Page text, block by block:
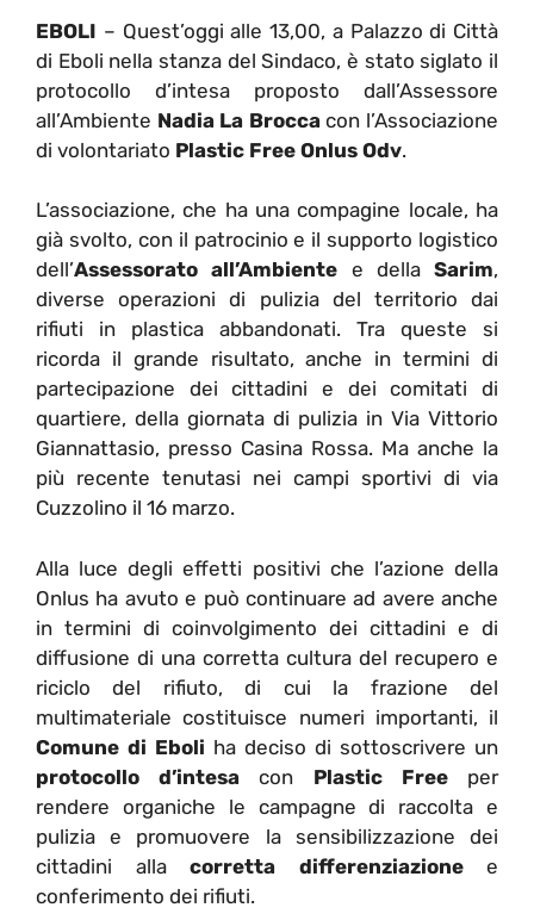
EBOLI – Quest’oggi alle 13,00, a Palazzo di Città
di Eboli nella stanza del Sindaco, è stato siglato il
protocollo d’intesa proposto dall’Assessore
all’Ambiente Nadia La Broccacon l’Associazione
di volontariato Plastic Free Onlus Odv.
L’associazione, che ha una compagine locale, ha
già svolto, con il patrocinio e il supporto logistico
dell’Assessorato all’Ambiente e della Sarim,
diverse operazioni di pulizia del territorio dai
rifiuti in plastica abbandonati. Tra queste si
ricorda il grande risultato, anche in termini di
partecipazione dei cittadini e dei comitati di
quartiere, della giornata di pulizia in Via Vittorio
Giannattasio, presso Casina Rossa. Ma anche la
più recente tenutasi nei campi sportivi di via
Cuzzolino il 16 marzo.
Alla luce degli effetti positivi che l’azione della
Onlus ha avuto e può continuare ad avere anche
in termini di coinvolgimento dei cittadini e di
diffusione di una corretta cultura del recupero e
riciclo del rifiuto, di cui la frazione del
multimateriale costituisce numeri importanti, il
Comune di Eboli ha deciso di sottoscrivere un
protocollo
d’intesa con Plastic Freeper
rendere organiche le campagne di raccolta e
pulizia e promuovere la sensibilizzazione dei
cittadini alla corretta differenziazionee
conferimento dei rifiuti.